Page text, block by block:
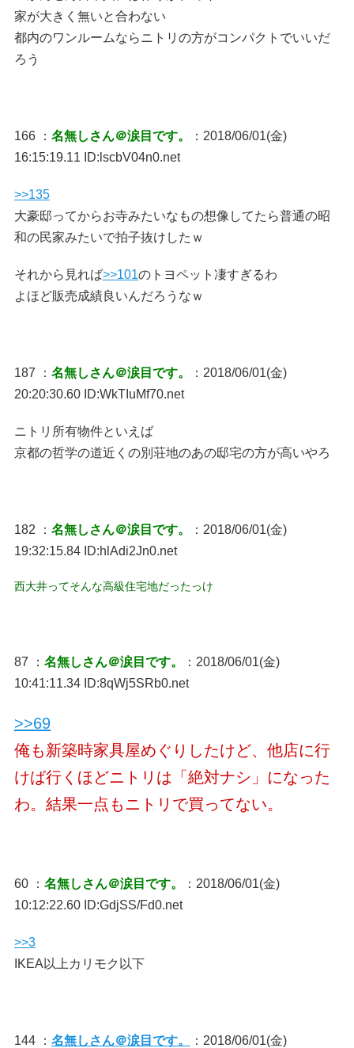
家が大きく無いと合わない
都内のワンルームならニトリの方がコンパクトでいいだ
ろう
166 ： 名無しさん＠涙目です。
：2018/06/01(金)
16:15:19.11 ID:lscbV04n0.net
>>135
大豪邸ってからお寺みたいなもの想像してたら普通の昭
和の民家みたいで拍子抜けしたｗ
それから見れば>>101のトヨペット凄すぎるわ
よほど販売成績良いんだろうなｗ
187 ： 名無しさん＠涙目です。
：2018/06/01(金)
20:20:30.60 ID:WkTIuMf70.net
ニトリ所有物件といえば
京都の哲学の道近くの別荘地のあの邸宅の方が高いやろ
182 ： 名無しさん＠涙目です。
：2018/06/01(金)
19:32:15.84 ID:hlAdi2Jn0.net
西大井ってそんな高級住宅地だったっけ
87 ： 名無しさん＠涙目です。
：2018/06/01(金)
10:41:11.34 ID:8qWj5SRb0.net
>>69
俺も新築時家具屋めぐりしたけど、他店に行
けば行くほどニトリは「絶対ナシ」になった
わ。結果一点もニトリで買ってない。
60 ： 名無しさん＠涙目です。
：2018/06/01(金)
10:12:22.60 ID:GdjSS/Fd0.net
>>3
IKEA以上カリモク以下
144 ： 名無しさん＠涙目です。
：2018/06/01(金)